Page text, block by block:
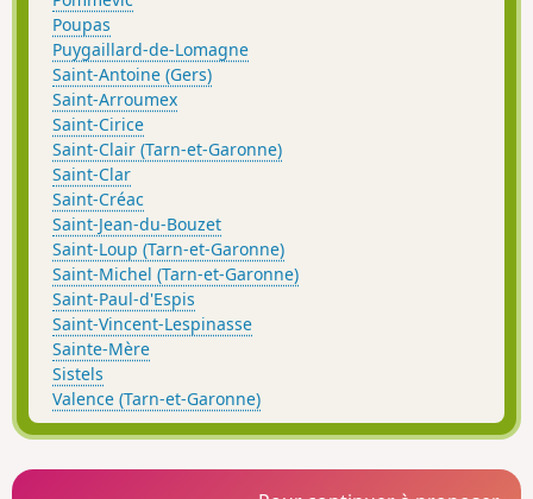
Poupas
Puygaillard-de-Lomagne
Saint-Antoine (Gers)
Saint-Arroumex
Saint-Cirice
Saint-Clair (Tarn-et-Garonne)
Saint-Clar
Saint-Créac
Saint-Jean-du-Bouzet
Saint-Loup (Tarn-et-Garonne)
Saint-Michel (Tarn-et-Garonne)
Saint-Paul-d'Espis
Saint-Vincent-Lespinasse
Sainte-Mère
Sistels
Valence (Tarn-et-Garonne)